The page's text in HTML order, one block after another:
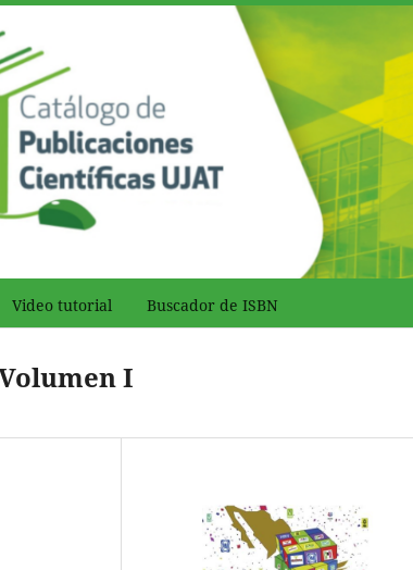
Video tutorial Buscador de ISBN
I